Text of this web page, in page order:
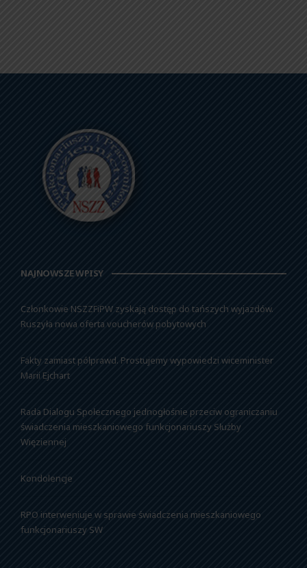
NAJNOWSZE WPISY
Członkowie NSZZFiPW zyskają dostęp do tańszych wyjazdów.
Ruszyła nowa oferta voucherów pobytowych
Fakty zamiast półprawd. Prostujemy wypowiedzi wiceminister
Marii Ejchart
Rada Dialogu Społecznego jednogłośnie przeciw ograniczaniu
świadczenia mieszkaniowego funkcjonariuszy Służby
Więziennej
Kondolencje
RPO interweniuje w sprawie świadczenia mieszkaniowego
funkcjonariuszy SW